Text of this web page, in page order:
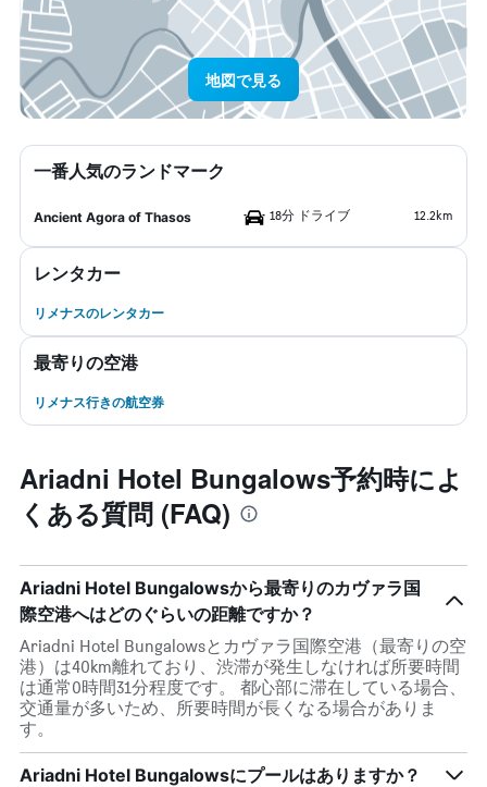
地図で見る
一番人気のランドマーク
Ancient Agora of Thasos 18分 ドライブ 12.2km
レンタカー
リメナスのレンタカー
最寄りの空港
リメナス行きの航空券
Ariadni Hotel Bungalows予約時によ
くある質問 (FAQ)
Ariadni Hotel Bungalowsから最寄りのカヴァラ国
際空港へはどのぐらいの距離ですか？
Ariadni Hotel Bungalowsとカヴァラ国際空港（最寄りの空
港）は40km離れており、渋滞が発生しなければ所要時間
は通常0時間31分程度です。 都心部に滞在している場合、
交通量が多いため、所要時間が長くなる場合がありま
す。
Ariadni Hotel Bungalowsにプールはありますか？